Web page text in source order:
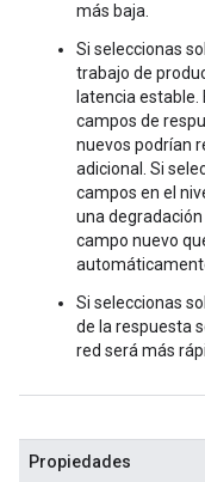
más baja.
Si seleccionas
trabajo de
latencia
campos de
nuevos podrían
adicional. Si
campos en el
una
campo nuevo
Si seleccionas
de la respuesta
red será más
Propiedades